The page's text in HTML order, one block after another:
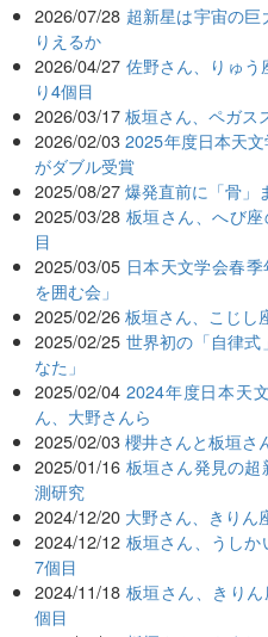
2026/07/28 超新星は宇宙の
りえるか
2026/04/27 佐野さん、りゅう
り4個目
2026/03/17 板垣さん、ペガス
2026/02/03 2025年度日本天
がダブル受賞
2025/08/27 爆発直前に「骨」
2025/03/28 板垣さん、へび
目
2025/03/05 日本天文学会春
を囲む会」
2025/02/26 板垣さん、こじし
2025/02/25 世界初の「自律
なた」
2025/02/04 2024年度日本天
ん、大野さんら
2025/02/03 櫻井さんと板垣さ
2025/01/16 板垣さん発見の
測研究
2024/12/20 大野さん、きりん
2024/12/12 板垣さん、うし
7個目
2024/11/18 板垣さん、きり
個目